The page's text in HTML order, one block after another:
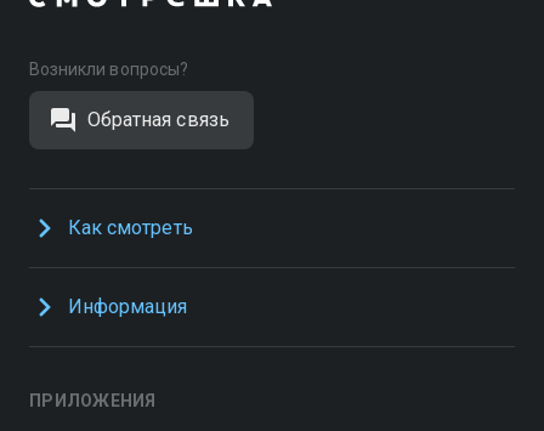
Возникли вопросы?
Обратная связь
Как смотреть
Информация
ПРИЛОЖЕНИЯ